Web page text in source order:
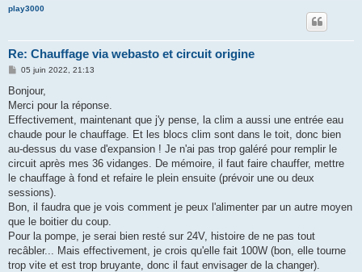
play3000
Re: Chauffage via webasto et circuit origine
M
s
a
g
05 juin 2022, 21:13
Bonjour,
Merci pour la réponse.
Effectivement, maintenant que j'y pense, la clim a aussi une entrée eau
chaude pour le chauffage. Et les blocs clim sont dans le toit, donc bien
au-dessus du vase d'expansion ! Je n'ai pas trop galéré pour remplir le
circuit après mes 36 vidanges. De mémoire, il faut faire chauffer, mettre
le chauffage à fond et refaire le plein ensuite (prévoir une ou deux
sessions).
Bon, il faudra que je vois comment je peux l'alimenter par un autre moyen
que le boitier du coup.
Pour la pompe, je serai bien resté sur 24V, histoire de ne pas tout
recâbler... Mais effectivement, je crois qu'elle fait 100W (bon, elle tourne
trop vite et est trop bruyante, donc il faut envisager de la changer).